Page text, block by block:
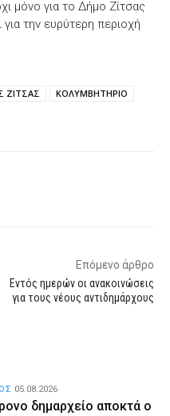
μόνο για το Δήμο Ζίτσας
την ευρύτερη περιοχή
ΖΙΤΣΑΣ
ΚΟΛΥΜΒΗΤΗΡΙΟ
Επόμενο άρθρο
Εντός ημερών οι ανακοινώσεις
για τους νέους αντιδημάρχους
δημαρχείο αποκτά ο
05.08.2026